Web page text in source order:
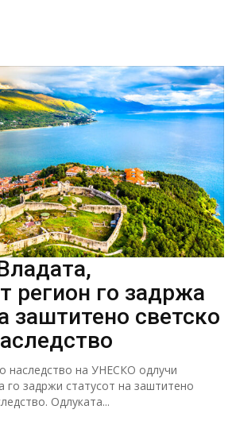
регион го задржа
заштитено светско
наследство на УНЕСКО одлучи
го задржи статусот на заштитено
Одлуката...